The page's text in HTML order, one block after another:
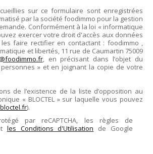
sur ce formulaire sont enregistrées
par la société foodimmo pour la gestion
Conformément à la loi « informatique
exercer votre droit d'accès aux données
faire rectifier en contactant : foodimmo ,
et libertés, 11 rue de Caumartin 75009
, en précisant dans l’objet du
» et en joignant la copie de votre
de l’existence de la liste d’opposition au
« BLOCTEL » sur laquelle vous pouvez
).
par reCAPTCHA, les règles de
les Conditions d'Utilisation de Google